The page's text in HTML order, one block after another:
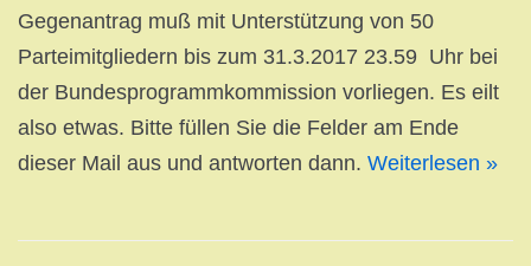
Gegenantrag muß mit Unterstützung von 50
Parteimitgliedern bis zum 31.3.2017 23.59 Uhr bei
der Bundesprogrammkommission vorliegen. Es eilt
also etwas. Bitte füllen Sie die Felder am Ende
dieser Mail aus und antworten dann. Weiterlesen »